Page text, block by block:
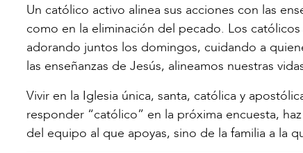
Un católico activo alinea sus acciones con las
como en la eliminación del pecado. Los
adorando juntos los domingos, cuidando a
las enseñanzas de Jesús, alineamos nuestras
Vivir en la Iglesia única, santa, católica y
responder “católico” en la próxima encuesta,
del equipo al que apoyas, sino de la familia a la